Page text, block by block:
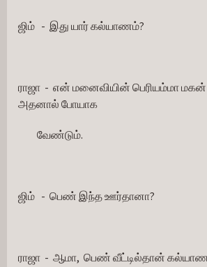
ஜிம்   -  இது யார் கல்யாணம்?
ராஜா  -  என் மனைவியின் பெரியம்மா
அதனால் போயாக
வேண்டும்.
ஜிம்   -  பெண் இந்த ஊர்தானா?
ராஜா  -  ஆமா,  பெண் வீட்டில்தான்